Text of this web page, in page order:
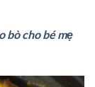
bò cho bé mẹ